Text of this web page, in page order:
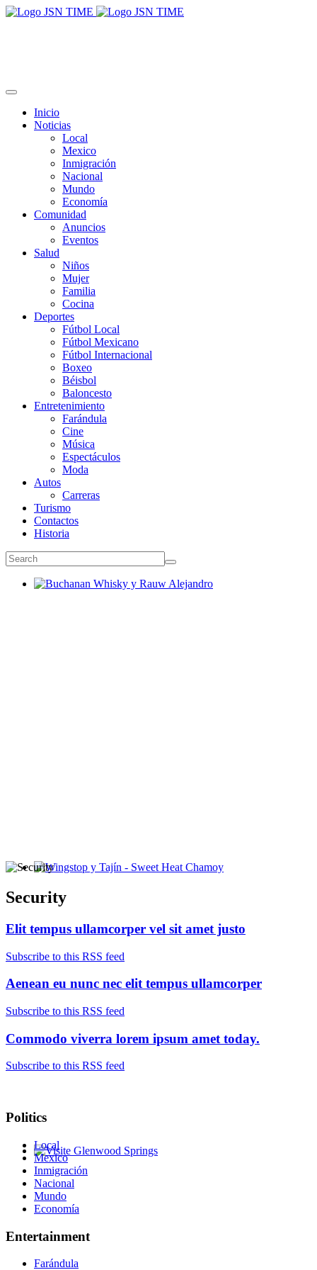
Inicio
Noticias
Local
Mexico
Inmigración
Nacional
Mundo
Economía
Comunidad
Anuncios
Eventos
Salud
Niños
Mujer
Familia
Cocina
Deportes
Fútbol Local
Fútbol Mexicano
Fútbol Internacional
Boxeo
Béisbol
Baloncesto
Entretenimiento
Farándula
Cine
Música
Espectáculos
Moda
Autos
Carreras
Turismo
Contactos
Historia
Glenwood Springs - Bello y Encantador
Security
Elit tempus ullamcorper vel sit amet justo
Subscribe to this RSS feed
Aenean eu nunc nec elit tempus ullamcorper
Subscribe to this RSS feed
Commodo viverra lorem ipsum amet today.
Subscribe to this RSS feed
Politics
Local
Mexico
Inmigración
Nacional
Mundo
Economía
Entertainment
Farándula